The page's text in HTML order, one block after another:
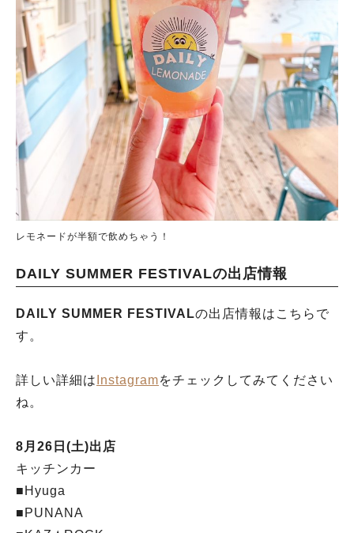
レモネードが半額で飲めちゃう！
DAILY SUMMER FESTIVALの出店情報
DAILY SUMMER FESTIVALの出店情報はこちらで
す。
詳しい詳細は Instagramをチェックしてみてください
ね。
8月26日(土)出店
キッチンカー
■Hyuga
■PUNANA